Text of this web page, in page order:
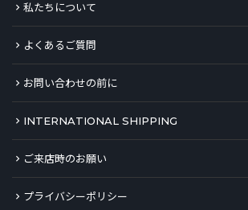
私たちについて
よくあるご質問
お問い合わせの前に
INTERNATIONAL SHIPPING
ご来店時のお願い
プライバシーポリシー